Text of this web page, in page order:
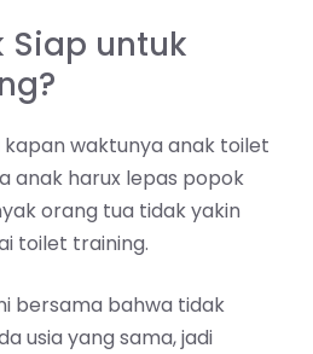
Siap untuk
waktunya anak toilet
anak harux lepas popok
orang tua tidak yakin
toilet training.
bersama bahwa tidak
usia yang sama, jadi